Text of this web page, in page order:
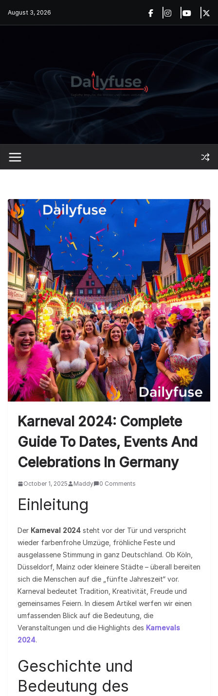
August 3, 2026
Karneval 2024: Complete
Guide To Dates, Events And
Celebrations In Germany
October 1, 2025 Maddy 0 Comments
Einleitung
Der Karneval 2024 steht vor der Tür und verspricht
wieder farbenfrohe Umzüge, fröhliche Feste und
ausgelassene Stimmung in ganz Deutschland. Ob Köln,
Düsseldorf, Mainz oder kleinere Städte – überall bereiten
sich die Menschen auf die „fünfte Jahreszeit“ vor.
Karneval bedeutet Tradition, Kreativität, Freude und
gemeinsames Feiern. In diesem Artikel werfen wir einen
umfassenden Blick auf die Bedeutung, die
Veranstaltungen und die Highlights des Karnevals
2024.
Geschichte und
Bedeutung des